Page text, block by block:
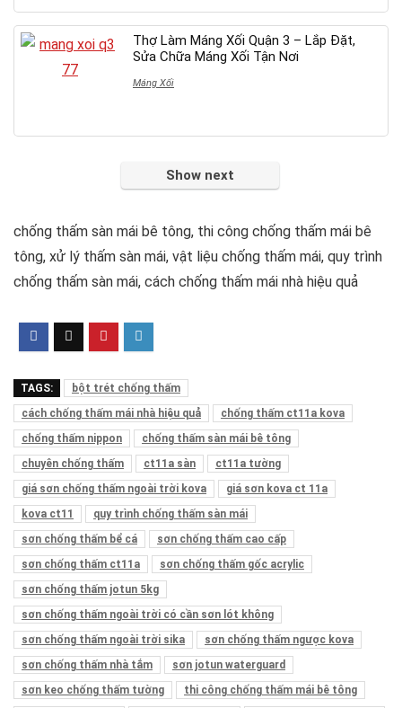
Thợ Làm Máng Xối Quận 3 – Lắp Đặt,
Sửa Chữa Máng Xối Tận Nơi
Máng Xối
Show next
chống thấm sàn mái bê tông, thi công chống thấm mái bê
tông, xử lý thấm sàn mái, vật liệu chống thấm mái, quy trình
chống thấm sàn mái, cách chống thấm mái nhà hiệu quả
TAGS:
bột trét chống thấm
cách chống thấm mái nhà hiệu quả
chống thấm ct11a kova
chống thấm nippon
chống thấm sàn mái bê tông
chuyên chống thấm
ct11a sàn
ct11a tường
giá sơn chống thấm ngoài trời kova
giá sơn kova ct 11a
kova ct11
quy trình chống thấm sàn mái
sơn chống thấm bể cá
sơn chống thấm cao cấp
sơn chống thấm ct11a
sơn chống thấm gốc acrylic
sơn chống thấm jotun 5kg
sơn chống thấm ngoài trời có cần sơn lót không
sơn chống thấm ngoài trời sika
sơn chống thấm ngược kova
sơn chống thấm nhà tắm
sơn jotun waterguard
sơn keo chống thấm tường
thi công chống thấm mái bê tông